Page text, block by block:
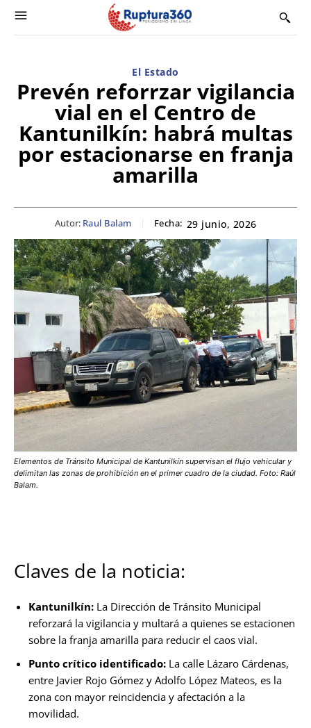
El Estado
Prevén reforrzar vigilancia
vial en el Centro de
Kantunilkín: habrá multas
por estacionarse en franja
amarilla
Autor: Raul Balam Fecha: 29 junio, 2026
Elementos de Tránsito Municipal de Kantunilkín supervisan el flujo vehicular y
delimitan las zonas de prohibición en el primer cuadro de la ciudad. Foto: Raúl
Balam.
Claves de la noticia:
Kantunilkín: La Dirección de Tránsito Municipal
reforzará la vigilancia y multará a quienes se estacionen
sobre la franja amarilla para reducir el caos vial.
Punto crítico identificado: La calle Lázaro Cárdenas,
entre Javier Rojo Gómez y Adolfo López Mateos, es la
zona con mayor reincidencia y afectación a la
movilidad.